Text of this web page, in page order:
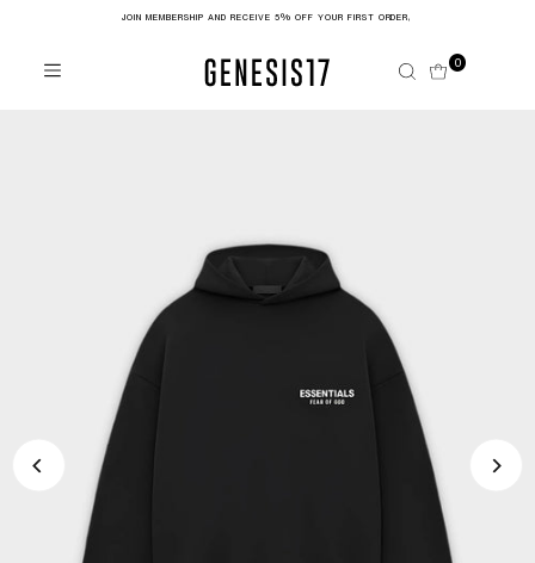
JOIN MEMBERSHIP AND RECEIVE 5% OFF YOUR FIRST ORDER,
0